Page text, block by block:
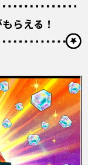
らえる！